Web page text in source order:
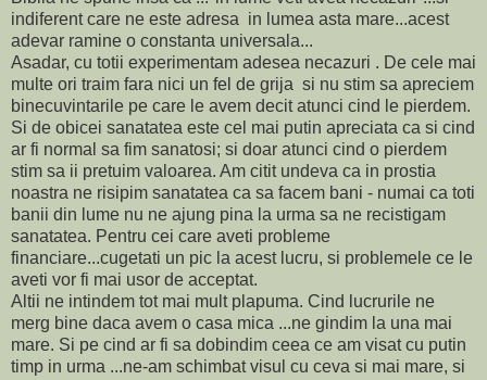
indiferent care ne este adresa in lumea asta mare...acest
adevar ramine o constanta universala...
Asadar, cu totii experimentam adesea necazuri . De cele mai
multe ori traim fara nici un fel de grija si nu stim sa apreciem
binecuvintarile pe care le avem decit atunci cind le pierdem.
Si de obicei sanatatea este cel mai putin apreciata ca si cind
ar fi normal sa fim sanatosi; si doar atunci cind o pierdem
stim sa ii pretuim valoarea. Am citit undeva ca in prostia
noastra ne risipim sanatatea ca sa facem bani - numai ca toti
banii din lume nu ne ajung pina la urma sa ne recistigam
sanatatea. Pentru cei care aveti probleme
financiare...cugetati un pic la acest lucru, si problemele ce le
aveti vor fi mai usor de acceptat.
Altii ne intindem tot mai mult plapuma. Cind lucrurile ne
merg bine daca avem o casa mica ...ne gindim la una mai
mare. Si pe cind ar fi sa dobindim ceea ce am visat cu putin
timp in urma ...ne-am schimbat visul cu ceva si mai mare, si